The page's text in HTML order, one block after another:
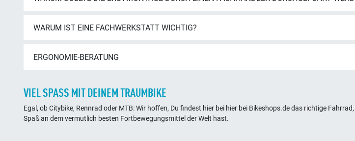
Egal, ob Citybike, Rennrad oder MTB: Wir hoffen, Du findest hier bei hier bei Bikeshops.de das richtige
Spaß an dem vermutlich besten Fortbewegungsmittel der Welt hast.